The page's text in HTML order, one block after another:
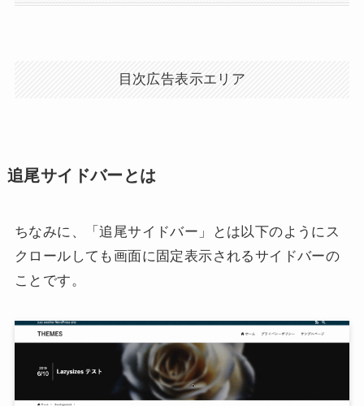
目次広告表示エリア
追尾サイドバーとは
ちなみに、「追尾サイドバー」とは以下のようにス
クロールしても画面に固定表示されるサイドバーの
ことです。